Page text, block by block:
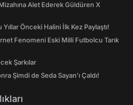
Alet Ederek Güldüren X
Önceki Halini İlk Kez Paylaştı!
Fenomeni Eski Milli Futbolcu Tarık
Şarkılar
Şimdi de Seda Sayan'ı Çaldı!